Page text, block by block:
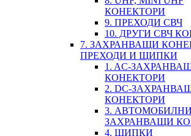
КОНЕКТОРИ
9. ПРЕХОДИ СВЧ
10. ДРУГИ СВЧ
7. ЗАХРАНВАЩИ
ПРЕХОДИ И ЩИПКИ
1. AC-
КОНЕКТОРИ
2. DC-
КОНЕКТОРИ
3. АВТОМОБИЛНИ
ЗАХРАНВАЩИ
4. ЩИПКИ